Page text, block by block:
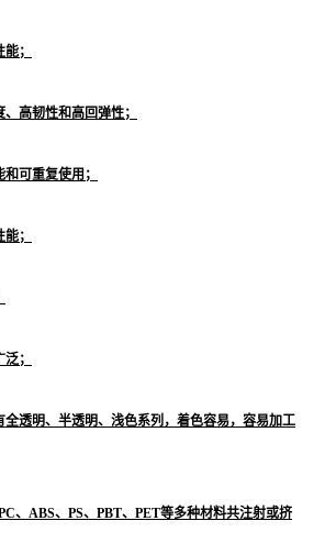
；
高韧性和高回弹性；
可重复使用；
；
；
全透明、半透明、浅色系列，着色容易，容易加工
、ABS、PS、PBT、PET等多种材料共注射或挤